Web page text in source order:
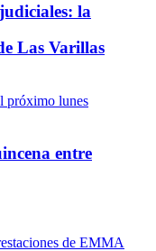
la
Las Varillas
entre